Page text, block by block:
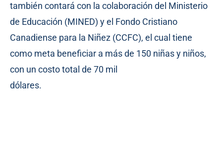
también contará con la colaboración del Ministerio
de Educación (MINED) y el Fondo Cristiano
Canadiense para la Niñez (CCFC), el cual tiene
como meta beneficiar a más de 150 niñas y niños,
con un costo total de 70 mil
dólares.